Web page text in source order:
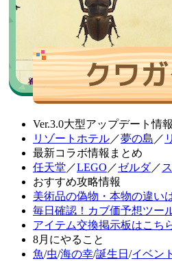
Ver.3.0大型アップデート情報
リゾートホテル／夢の島 ／
最新コラボ情報まとめ
任天堂 ／LEGO ／ゼルダ／
おすすめ攻略情報
美術品の偽物・本物の違い
毎日確認！カブ価予想ツー
アイテム交換掲示板はこち
8月にやること
魚/虫/海の幸/誕生日 /イベント